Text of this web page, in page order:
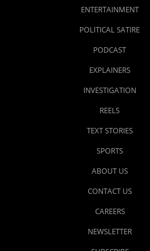
ENTERTAINMENT
POLITICAL SATIRE
PODCAST
EXPLAINERS
INVESTIGATION
REELS
TEXT STORIES
SPORTS
ABOUT US
CONTACT US
CAREERS
NEWSLETTER